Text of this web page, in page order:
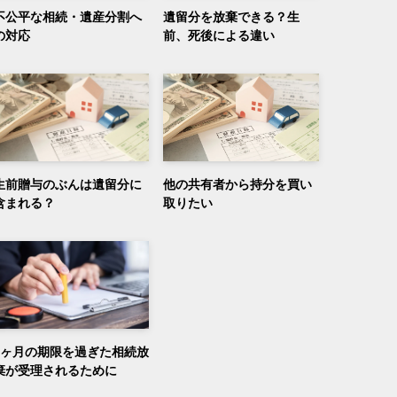
公平な相続・遺産分割へ
対応
遺留分を放棄できる？生
前、死後による違い
前贈与のぶんは遺留分に
まれる？
他の共有者から持分を買い
取りたい
月の期限を過ぎた相続放
が受理されるために